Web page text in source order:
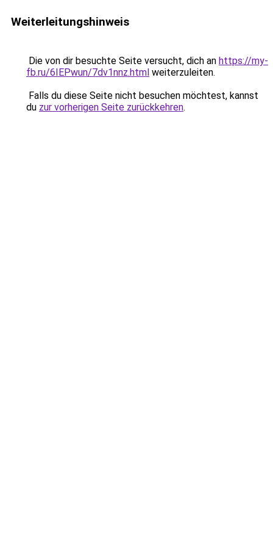
Weiterleitungshinweis
Die von dir besuchte Seite versucht, dich an https://my-
fb.ru/6IEPwun/7dv1nnz.html weiterzuleiten.
Falls du diese Seite nicht besuchen möchtest, kannst
du zur vorherigen Seite zurückkehren.